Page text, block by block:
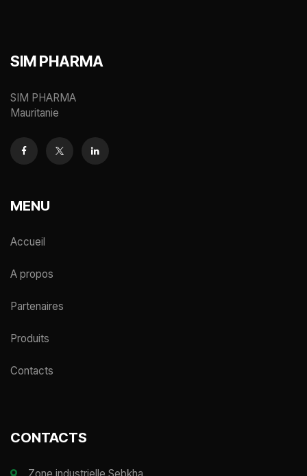
SIM PHARMA
SIM PHARMA
Mauritanie
MENU
Accueil
A propos
Partenaires
Produits
Contacts
CONTACTS